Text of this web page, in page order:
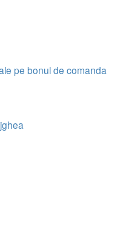
pe bonul de comanda